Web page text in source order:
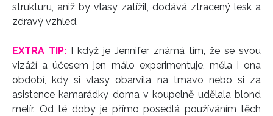
strukturu, aniž by vlasy zatížil, dodává ztracený lesk a
zdravý vzhled.
EXTRA TIP: I když je Jennifer známá tím, že se svou
vizáží a účesem jen málo experimentuje, měla i ona
období, kdy si vlasy obarvila na tmavo nebo si za
asistence kamarádky doma v koupelně udělala blond
melír. Od té doby je přímo posedlá používáním těch